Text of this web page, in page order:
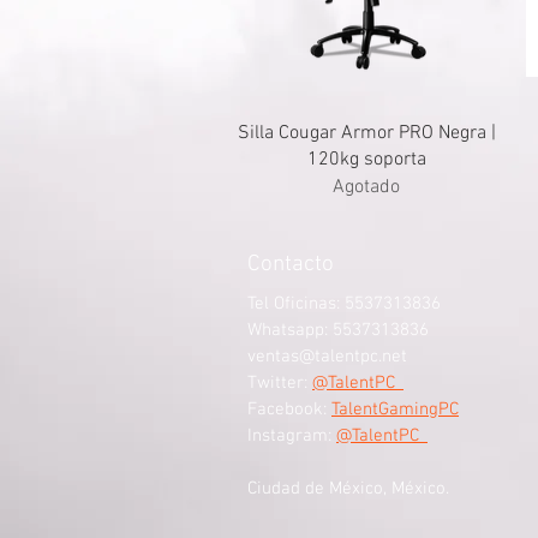
Silla Cougar Armor PRO Negra |
120kg soporta
Agotado
Contacto
Tel Oficinas: 5537313836
Whatsapp: 5537313836
ventas@talentpc.net
Twitter: @TalentPC_
Facebook: TalentGamingPC
Instagram: @TalentPC_
Ciudad de México, México.